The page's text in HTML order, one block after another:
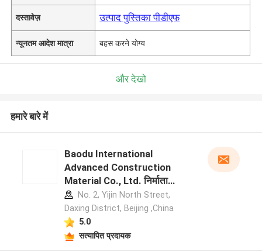
दस्तावेज़ उत्पाद पुस्तिका पीडीएफ
न्यूनतम आदेश मात्रा बहस करने योग्य
और देखो
हमारे बारे में
Baodu International
Advanced Construction
Material Co., Ltd. निर्माता
प्रोफ़ाइलNo. 2, Yijin North Street,
Daxing District, Beijing ,China
5.0
सत्यापित प्रदायक